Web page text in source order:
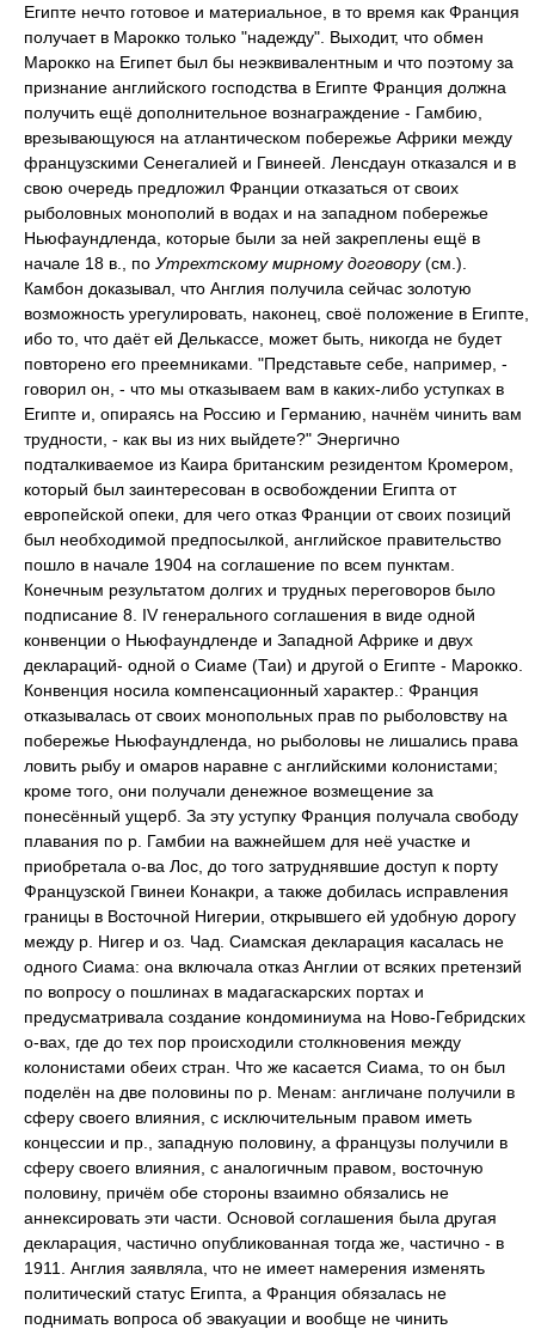
Египте нечто готовое и материальное, в то время как Франция
получает в Марокко только "надежду". Выходит, что обмен
Марокко на Египет был бы неэквивалентным и что поэтому за
признание английского господства в Египте Франция должна
получить ещё дополнительное вознаграждение - Гамбию,
врезывающуюся на атлантическом побережье Африки между
французскими Сенегалией и Гвинеей. Ленсдаун отказался и в
свою очередь предложил Франции отказаться от своих
рыболовных монополий в водах и на западном побережье
Ньюфаундленда, которые были за ней закреплены ещё в
начале 18 в., по Утрехтскому мирному договору(см.).
Камбон доказывал, что Англия получила сейчас золотую
возможность урегулировать, наконец, своё положение в Египте,
ибо то, что даёт ей Делькассе, может быть, никогда не будет
повторено его преемниками. "Представьте себе, например, -
говорил он, - что мы отказываем вам в каких-либо уступках в
Египте и, опираясь на Россию и Германию, начнём чинить вам
трудности, - как вы из них выйдете?" Энергично
подталкиваемое из Каира британским резидентом Кромером,
который был заинтересован в освобождении Египта от
европейской опеки, для чего отказ Франции от своих позиций
был необходимой предпосылкой, английское правительство
пошло в начале 1904 на соглашение по всем пунктам.
Конечным результатом долгих и трудных переговоров было
подписание 8. IV генерального соглашения в виде одной
конвенции о Ньюфаундленде и Западной Африке и двух
деклараций- одной о Сиаме (Таи) и другой о Египте - Марокко.
Конвенция носила компенсационный характер.: Франция
отказывалась от своих монопольных прав по рыболовству на
побережье Ньюфаундленда, но рыболовы не лишались права
ловить рыбу и омаров наравне с английскими колонистами;
кроме того, они получали денежное возмещение за
понесённый ущерб. За эту уступку Франция получала свободу
плавания по р. Гамбии на важнейшем для неё участке и
приобретала о-ва Лос, до того затруднявшие доступ к порту
Французской Гвинеи Конакри, а также добилась исправления
границы в Восточной Нигерии, открывшего ей удобную дорогу
между р. Нигер и оз. Чад. Сиамская декларация касалась не
одного Сиама: она включала отказ Англии от всяких претензий
по вопросу о пошлинах в мадагаскарских портах и
предусматривала создание кондоминиума на Ново-Гебридских
о-вах, где до тех пор происходили столкновения между
колонистами обеих стран. Что же касается Сиама, то он был
поделён на две половины по р. Менам: англичане получили в
сферу своего влияния, с исключительным правом иметь
концессии и пр., западную половину, а французы получили в
сферу своего влияния, с аналогичным правом, восточную
половину, причём обе стороны взаимно обязались не
аннексировать эти части. Основой соглашения была другая
декларация, частично опубликованная тогда же, частично - в
1911. Англия заявляла, что не имеет намерения изменять
политический статус Египта, а Франция обязалась не
поднимать вопроса об эвакуации и вообще не чинить